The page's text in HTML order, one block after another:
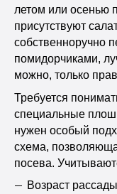
летом или осенью
присутствуют
собственноручно
помидорчиками,
можно, только
Требуется
специальные
нужен особый
схема,
посева.
Возраст